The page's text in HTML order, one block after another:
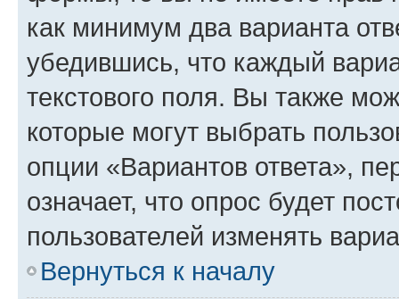
как минимум два варианта
убедившись, что каждый
текстового поля. Вы также
которые могут выбрать
опции «Вариантов ответа»,
означает, что опрос будет
пользователей изменять
Вернуться к началу